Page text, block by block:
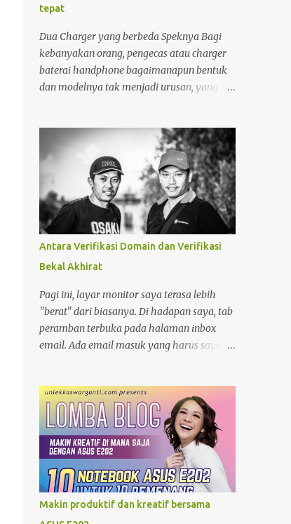
tepat
Dua Charger yang berbeda Speknya Bagi
kebanyakan orang, pengecas atau charger
baterai handphone bagaimanapun bentuk
dan modelnya tak menjadi urusan, yang
Kalau di rumah, yang gadget atau
smartphonenya memiliki terminal yang
sama biasanya charger ayah di pakai ibu,
charger adik dipakai kakak. Apalagi kalau
ditengah perjalanan kehabisan baterai,
minjam charger di warung atau toko. nggak
tahu speknya asal maen colok-colokin.
Antara Verifikasi Domain dan Verifikasi
Bekal Akhirat
Pagi ini, layar monitor saya terasa lebih
"berat" dari biasanya. Di hadapan saya, tab
peramban terbuka pada halaman inbox
email. Ada email masuk yang harus saya
kepemilikan yang cukup menyita perhatian.
Bagi seorang pengelola blog, domain bukan
sekadar alamat digital, melainkan identitas
dan rumah bagi pikiran-pikiran yang kita
bagikan. Moko dan Freddy Mungkin karena
terlalu fokus, garis-garis di kening saya
tercetak jelas. Suasana ruangan yang
tenang membuat setiap ketukan jari di atas
Makin produktif dan kreatif bersama